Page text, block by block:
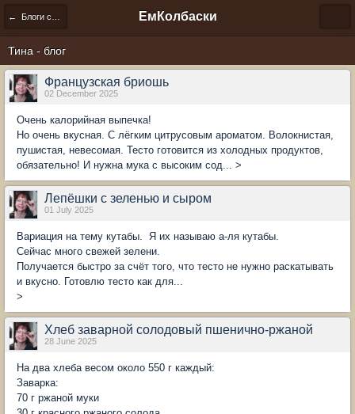
← Блоги сообщества ЕмКолбаски
Тина - блог
Французская бриошь
02 December 2025
Очень калорийная выпечка!
Но очень вкусная. С лёгким цитрусовым ароматом. Волокнистая,
пушистая, невесомая. Тесто готовится из холодных продуктов,
обязательно! И нужна мука с высоким сод... >
Лепёшки с зеленью и сыром
01 July 2025
Вариация на тему кутабы. Я их называю а-ля кутабы.
Сейчас много свежей зелени.
Получается быстро за счёт того, что тесто не нужно раскатывать
и вкусно. Готовлю тесто как для...
>
Хлеб заварной солодовый пшенично-ржаной
28 June 2025
На два хлеба весом около 550 г каждый:
Заварка:
70 г ржаной муки